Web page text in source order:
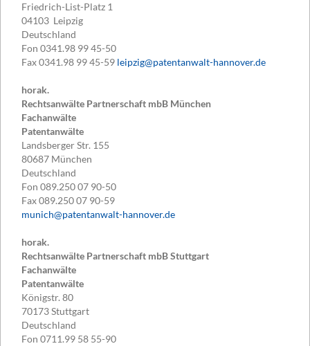
Friedrich-List-Platz 1
04103 Leipzig
Deutschland
Fon 0341.98 99 45-50
Fax0341.98 99 45-59 leipzig@patentanwalt-hannover.de
horak.
Rechtsanwälte Partnerschaft mbB München
Fachanwälte
Patentanwälte
Landsberger Str. 155
80687 München
Deutschland
Fon 089.250 07 90-50
Fax089.250 07 90-59
munich@patentanwalt-hannover.de
horak.
Rechtsanwälte Partnerschaft mbB Stuttgart
Fachanwälte
Patentanwälte
Königstr. 80
70173Stuttgart
Deutschland
Fon 0711.99 58 55-90